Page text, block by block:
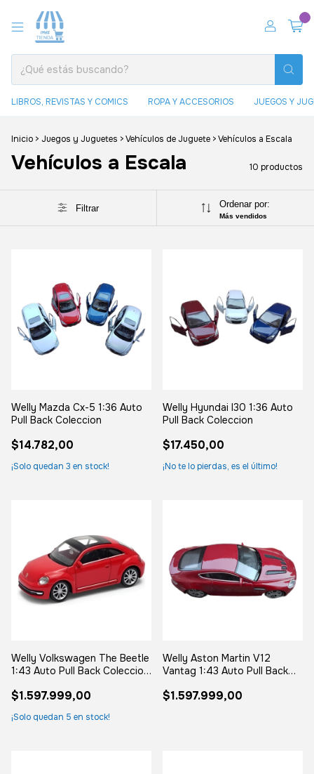
LIBROS, REVISTAS Y COMICS ROPA Y ACCESORIOS JUEGOS Y
Inicio > Juegos y Juguetes >Vehículos de Juguete >Vehículos a Escala
Vehículos a Escala 10 productos
Filtrar Ordenar por:
Más vendidos
Welly Mazda Cx-5 1:36 Auto
Pull Back Coleccion
$14.782,00
¡Solo quedan 3 en stock!
Welly Hyundai I30 1:36 Auto
Pull Back Coleccion
$17.450,00
¡No te lo pierdas, es el último!
Welly Volkswagen The Beetle
1:43 Auto Pull Back Coleccion
$1.597.999,00
¡Solo quedan 5 en stock!
Welly Aston Martin V12
Vantag 1:43 Auto Pull Back
$1.597.999,00